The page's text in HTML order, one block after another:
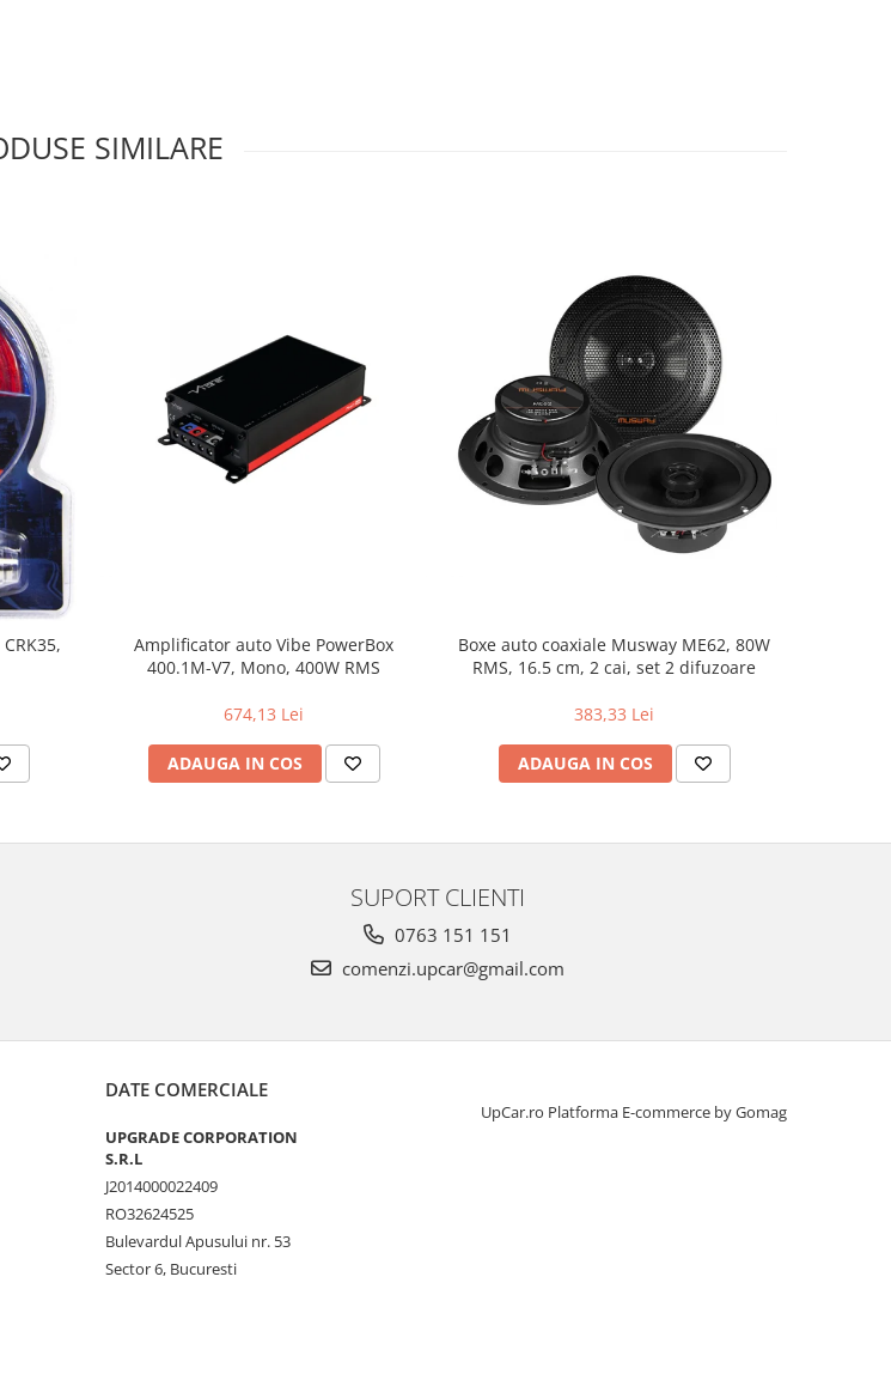
SIMILARE
Amplificator auto Vibe PowerBox
400.1M-V7, Mono, 400W RMS
674,13 Lei
ADAUGA IN COS
Boxe auto coaxiale Musway ME62, 80W
RMS, 16.5 cm, 2 cai, set 2 difuzoare
383,33 Lei
ADAUGA IN COS
SUPORT CLIENTI
0763 151 151
comenzi.upcar@gmail.com
DATE COMERCIALE
UPGRADE CORPORATION
S.R.L
J2014000022409
RO32624525
Bulevardul Apusului nr. 53
Sector 6, Bucuresti
UpCar.ro Platforma E-commerce by Gomag